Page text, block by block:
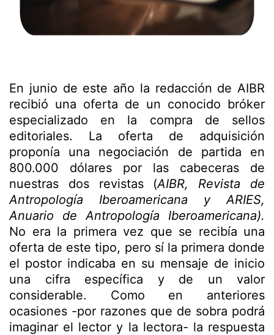
En junio de este año la redacción de AIBR
recibió una oferta de un conocido bróker
especializado en la compra de sellos
editoriales. La oferta de adquisición
proponía una negociación de partida en
800.000 dólares por las cabeceras de
nuestras dos revistas (AIBR, Revista de
Antropología Iberoamericana y ARIES,
Anuario de Antropología Iberoamericana).
No era la primera vez que se recibía una
oferta de este tipo, pero sí la primera donde
el postor indicaba en su mensaje de inicio
una cifra específica y de un valor
considerable. Como en anteriores
ocasiones -por razones que de sobra podrá
imaginar el lector y la lectora- la respuesta